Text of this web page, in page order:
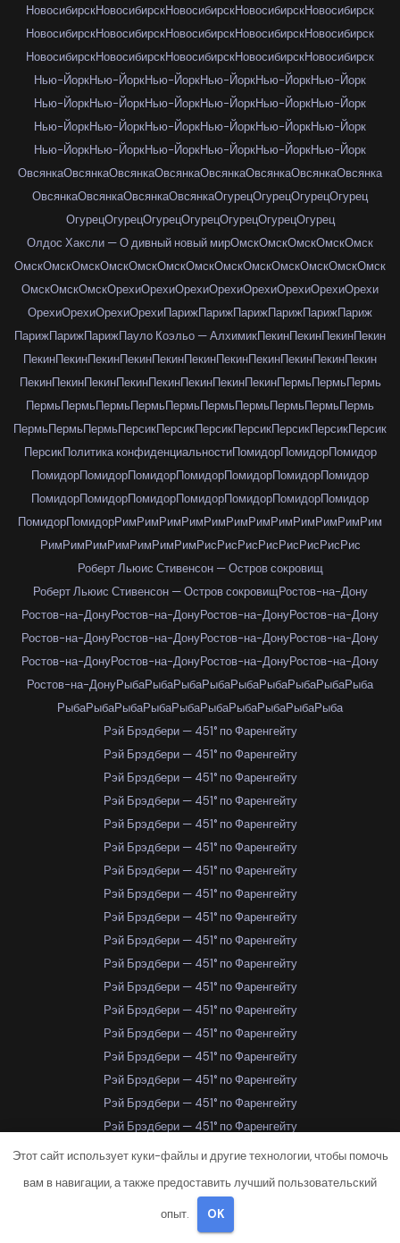
НовосибирскНовосибирскНовосибирскНовосибирскНовосибирск
НовосибирскНовосибирскНовосибирскНовосибирскНовосибирск
НовосибирскНовосибирскНовосибирскНовосибирскНовосибирск
Нью-ЙоркНью-ЙоркНью-ЙоркНью-ЙоркНью-ЙоркНью-Йорк
Нью-ЙоркНью-ЙоркНью-ЙоркНью-ЙоркНью-ЙоркНью-Йорк
Нью-ЙоркНью-ЙоркНью-ЙоркНью-ЙоркНью-ЙоркНью-Йорк
Нью-ЙоркНью-ЙоркНью-ЙоркНью-ЙоркНью-ЙоркНью-Йорк
ОвсянкаОвсянкаОвсянкаОвсянкаОвсянкаОвсянкаОвсянкаОвсянка
ОвсянкаОвсянкаОвсянкаОвсянкаОгурецОгурецОгурецОгурец
ОгурецОгурецОгурецОгурецОгурецОгурецОгурец
Олдос Хаксли — О дивный новый мирОмскОмскОмскОмскОмск
ОмскОмскОмскОмскОмскОмскОмскОмскОмскОмскОмскОмскОмск
ОмскОмскОмскОрехиОрехиОрехиОрехиОрехиОрехиОрехиОрехи
ОрехиОрехиОрехиОрехиПарижПарижПарижПарижПарижПариж
ПарижПарижПарижПауло Коэльо — АлхимикПекинПекинПекинПекин
ПекинПекинПекинПекинПекинПекинПекинПекинПекинПекинПекин
ПекинПекинПекинПекинПекинПекинПекинПекинПермьПермьПермь
ПермьПермьПермьПермьПермьПермьПермьПермьПермьПермь
ПермьПермьПермьПерсикПерсикПерсикПерсикПерсикПерсикПерсик
ПерсикПолитика конфиденциальностиПомидорПомидорПомидор
ПомидорПомидорПомидорПомидорПомидорПомидорПомидор
ПомидорПомидорПомидорПомидорПомидорПомидорПомидор
ПомидорПомидорРимРимРимРимРимРимРимРимРимРимРимРим
РимРимРимРимРимРимРимРисРисРисРисРисРисРисРис
Роберт Льюис Стивенсон — Остров сокровищ
Роберт Льюис Стивенсон — Остров сокровищРостов-на-Дону
Ростов-на-ДонуРостов-на-ДонуРостов-на-ДонуРостов-на-Дону
Ростов-на-ДонуРостов-на-ДонуРостов-на-ДонуРостов-на-Дону
Ростов-на-ДонуРостов-на-ДонуРостов-на-ДонуРостов-на-Дону
Ростов-на-ДонуРыбаРыбаРыбаРыбаРыбаРыбаРыбаРыбаРыба
РыбаРыбаРыбаРыбаРыбаРыбаРыбаРыбаРыбаРыба
Рэй Брэдбери — 451° по Фаренгейту
Рэй Брэдбери — 451° по Фаренгейту
Рэй Брэдбери — 451° по Фаренгейту
Рэй Брэдбери — 451° по Фаренгейту
Рэй Брэдбери — 451° по Фаренгейту
Рэй Брэдбери — 451° по Фаренгейту
Рэй Брэдбери — 451° по Фаренгейту
Рэй Брэдбери — 451° по Фаренгейту
Рэй Брэдбери — 451° по Фаренгейту
Рэй Брэдбери — 451° по Фаренгейту
Рэй Брэдбери — 451° по Фаренгейту
Рэй Брэдбери — 451° по Фаренгейту
Рэй Брэдбери — 451° по Фаренгейту
Рэй Брэдбери — 451° по Фаренгейту
Рэй Брэдбери — 451° по Фаренгейту
Рэй Брэдбери — 451° по Фаренгейту
Рэй Брэдбери — 451° по Фаренгейту
Рэй Брэдбери — 451° по Фаренгейту
Рэй Брэдбери — 451° по Фаренгейту
Рэй Брэдбери — 451° по Фаренгейту
Рэй Брэдбери — 451° по ФаренгейтуСамара
Этот сайт использует куки-файлы и другие технологии, чтобы помочь
вам в навигации, а также предоставить лучший пользовательский
опыт. OK